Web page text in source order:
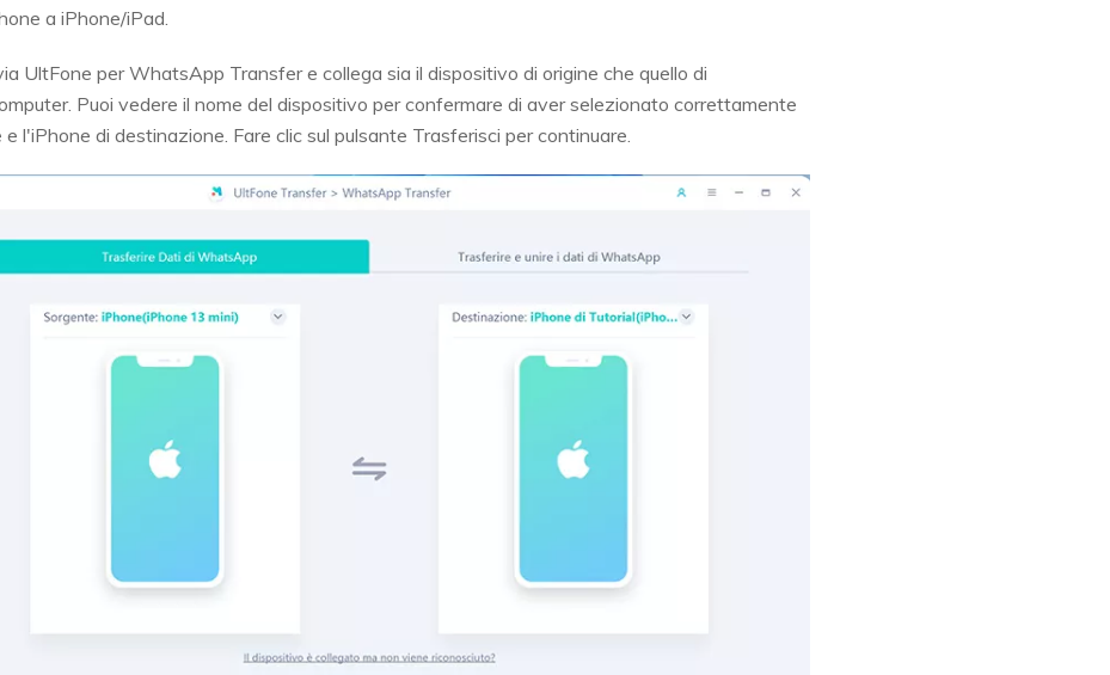
a iPhone/iPad.
UltFone per WhatsApp Transfer e collega sia il dispositivo di origine che quello di
Puoi vedere il nome del dispositivo per confermare di aver selezionato correttamente
l'iPhone di destinazione. Fare clic sul pulsante Trasferisci per continuare.